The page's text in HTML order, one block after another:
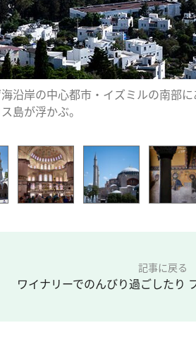
沿岸の中心都市・イズミルの南部
島が浮かぶ。
記事に戻る
ワイナリーでのんびり過ごしたり